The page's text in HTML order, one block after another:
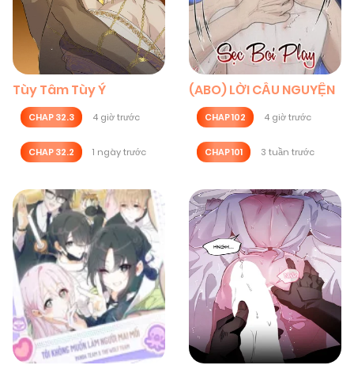
Tùy Tâm Tùy Ý
CHAP 32.3 4 giờ trước
CHAP 32.2 1 ngày trước
(ABO) LỜI CẦU NGUYỆN
CHAP 102 4 giờ trước
CHAP 101 3 tuần trước